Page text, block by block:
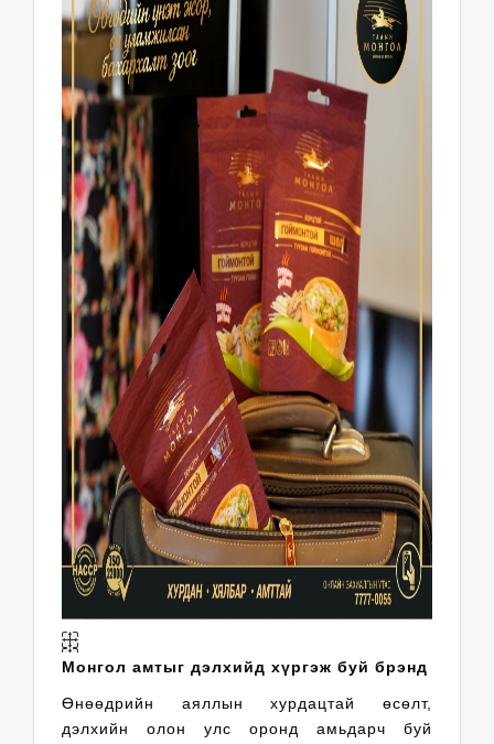
Монгол амтыг дэлхийд хүргэж буй брэнд
Өнөөдрийн аяллын хурдацтай өсөлт,
дэлхийн олон улс оронд амьдарч буй